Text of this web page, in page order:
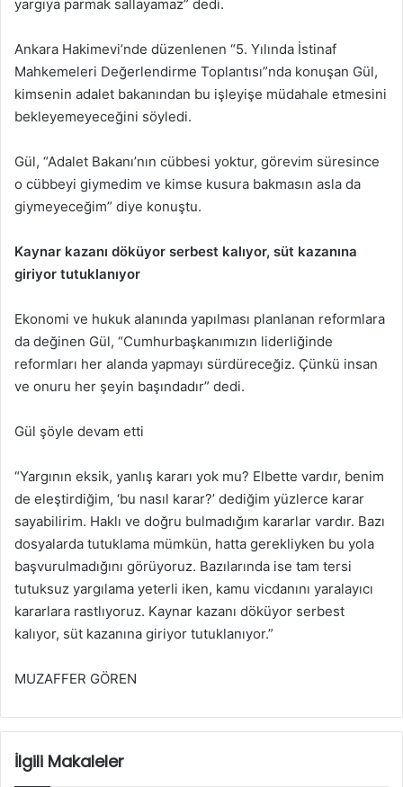
yargıya parmak sallayamaz” dedi.
Ankara Hakimevi’nde düzenlenen “5. Yılında İstinaf
Mahkemeleri Değerlendirme Toplantısı”nda konuşan Gül,
kimsenin adalet bakanından bu işleyişe müdahale etmesini
bekleyemeyeceğini söyledi.
Gül, “Adalet Bakanı’nın cübbesi yoktur, görevim süresince
o cübbeyi giymedim ve kimse kusura bakmasın asla da
giymeyeceğim” diye konuştu.
Kaynar kazanı döküyor serbest kalıyor, süt kazanına
giriyor tutuklanıyor
Ekonomi ve hukuk alanında yapılması planlanan reformlara
da değinen Gül, “Cumhurbaşkanımızın liderliğinde
reformları her alanda yapmayı sürdüreceğiz. Çünkü insan
ve onuru her şeyin başındadır” dedi.
Gül şöyle devam etti
“Yargının eksik, yanlış kararı yok mu? Elbette vardır, benim
de eleştirdiğim, ‘bu nasıl karar?’ dediğim yüzlerce karar
sayabilirim. Haklı ve doğru bulmadığım kararlar vardır. Bazı
dosyalarda tutuklama mümkün, hatta gerekliyken bu yola
başvurulmadığını görüyoruz. Bazılarında ise tam tersi
tutuksuz yargılama yeterli iken, kamu vicdanını yaralayıcı
kararlara rastlıyoruz. Kaynar kazanı döküyor serbest
kalıyor, süt kazanına giriyor tutuklanıyor.”
MUZAFFER GÖREN
İlgili Makaleler